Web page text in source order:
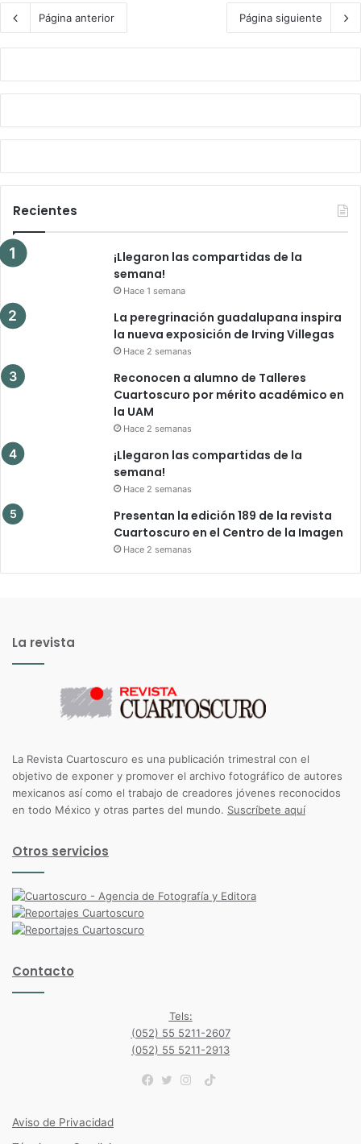
Página anterior Página siguiente
Recientes
¡Llegaron las compartidas de la
semana!
Hace 1 semana
La peregrinación guadalupana inspira
la nueva exposición de Irving Villegas
Hace 2 semanas
Reconocen a alumno de Talleres
Cuartoscuro por mérito académico en
la UAM
Hace 2 semanas
¡Llegaron las compartidas de la
semana!
Hace 2 semanas
Presentan la edición 189 de la revista
Cuartoscuro en el Centro de la Imagen
Hace 2 semanas
La revista
La Revista Cuartoscuro es una publicación trimestral con el
objetivo de exponer y promover el archivo fotográfico de autores
mexicanos así como el trabajo de creadores jóvenes reconocidos
en todo México y otras partes del mundo. Suscríbete aquí
Otros servicios
Contacto
Tels:
(052) 55 5211-2607
(052) 55 5211-2913
TikTok
Aviso de Privacidad